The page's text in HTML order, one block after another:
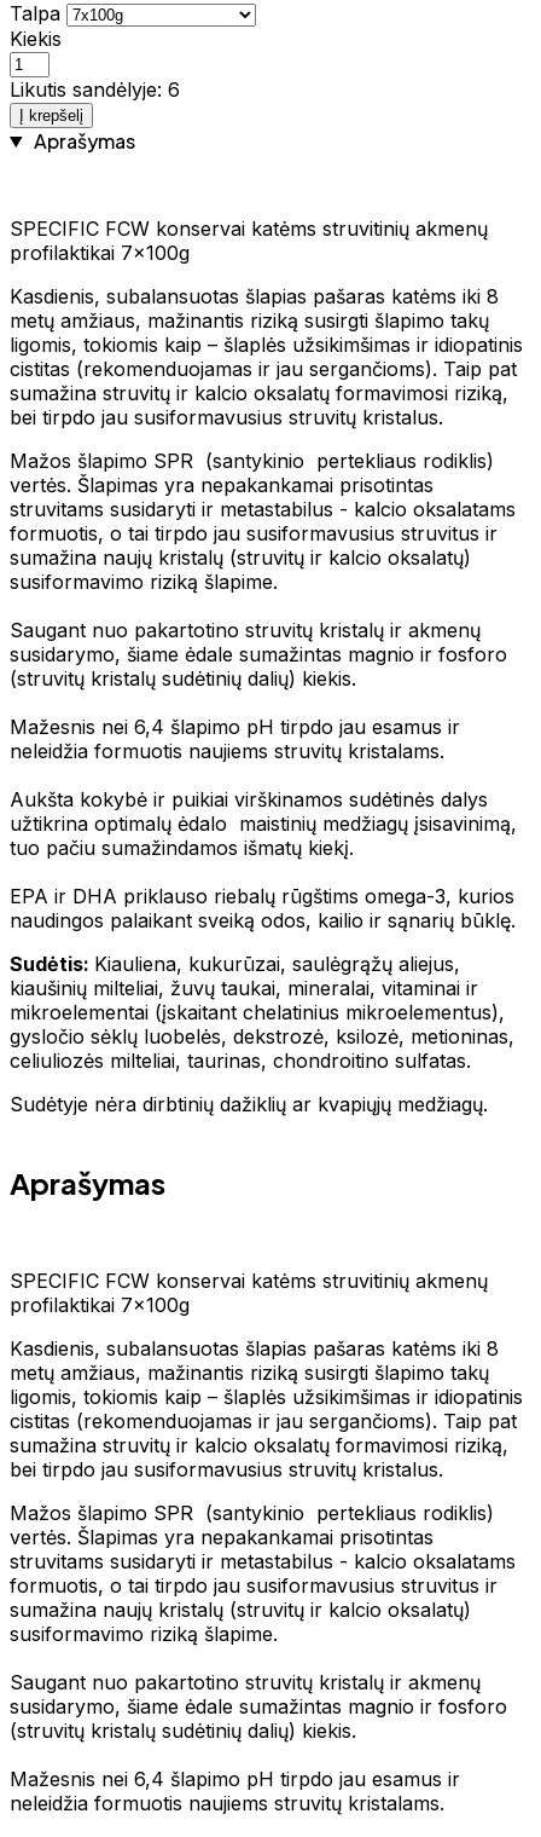
Talpa
Kiekis
Likutis sandėlyje: 6
Į krepšelį
Aprašymas
SPECIFIC FCW konservai katėms struvitinių akmenų
profilaktikai 7x100g
Kasdienis, subalansuotas šlapias pašaras katėms iki 8
metų amžiaus, mažinantis riziką susirgti šlapimo takų
ligomis, tokiomis kaip – šlaplės užsikimšimas ir idiopatinis
cistitas (rekomenduojamas ir jau sergančioms). Taip pat
sumažina struvitų ir kalcio oksalatų formavimosi riziką,
bei tirpdo jau susiformavusius struvitų kristalus.
Mažos šlapimo SPR (santykinio pertekliaus rodiklis)
vertės. Šlapimas yra nepakankamai prisotintas
struvitams susidaryti ir metastabilus - kalcio oksalatams
formuotis, o tai tirpdo jau susiformavusius struvitus ir
sumažina naujų kristalų (struvitų ir kalcio oksalatų)
susiformavimo riziką šlapime.
Saugant nuo pakartotino struvitų kristalų ir akmenų
susidarymo, šiame ėdale sumažintas magnio ir fosforo
(struvitų kristalų sudėtinių dalių) kiekis.
Mažesnis nei 6,4 šlapimo pH tirpdo jau esamus ir
neleidžia formuotis naujiems struvitų kristalams.
Aukšta kokybė ir puikiai virškinamos sudėtinės dalys
užtikrina optimalų ėdalo maistinių medžiagų įsisavinimą,
tuo pačiu sumažindamos išmatų kiekį.
EPA ir DHA priklauso riebalų rūgštims omega-3, kurios
naudingos palaikant sveiką odos, kailio ir sąnarių būklę.
Sudėtis: Kiauliena, kukurūzai, saulėgrąžų aliejus,
kiaušinių milteliai, žuvų taukai, mineralai, vitaminai ir
mikroelementai (įskaitant chelatinius mikroelementus),
gysločio sėklų luobelės, dekstrozė, ksilozė, metioninas,
celiuliozės milteliai, taurinas, chondroitino sulfatas.
Sudėtyje nėra dirbtinių dažiklių ar kvapiųjų medžiagų.
Aprašymas
SPECIFIC FCW konservai katėms struvitinių akmenų
profilaktikai 7x100g
Kasdienis, subalansuotas šlapias pašaras katėms iki 8
metų amžiaus, mažinantis riziką susirgti šlapimo takų
ligomis, tokiomis kaip – šlaplės užsikimšimas ir idiopatinis
cistitas (rekomenduojamas ir jau sergančioms). Taip pat
sumažina struvitų ir kalcio oksalatų formavimosi riziką,
bei tirpdo jau susiformavusius struvitų kristalus.
Mažos šlapimo SPR (santykinio pertekliaus rodiklis)
vertės. Šlapimas yra nepakankamai prisotintas
struvitams susidaryti ir metastabilus - kalcio oksalatams
formuotis, o tai tirpdo jau susiformavusius struvitus ir
sumažina naujų kristalų (struvitų ir kalcio oksalatų)
susiformavimo riziką šlapime.
Saugant nuo pakartotino struvitų kristalų ir akmenų
susidarymo, šiame ėdale sumažintas magnio ir fosforo
(struvitų kristalų sudėtinių dalių) kiekis.
Mažesnis nei 6,4 šlapimo pH tirpdo jau esamus ir
neleidžia formuotis naujiems struvitų kristalams.